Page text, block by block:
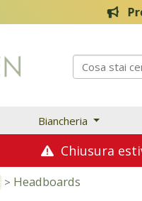
Promo
Biancheria
Chiusura
> Headboards